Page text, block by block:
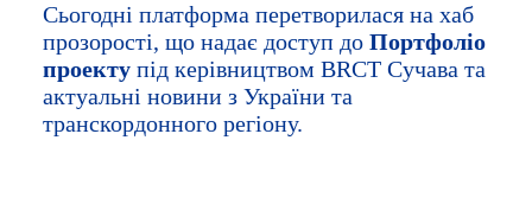
Сьогодні платформа перетворилася на хаб
прозорості, що надає доступ до Портфоліо
проекту під керівництвом BRCT Сучава та
актуальні новини з України та
транскордонного регіону.